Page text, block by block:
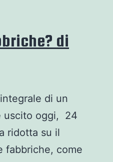
di
di un
uscito oggi, 24
ridotta su il
fabbriche, come